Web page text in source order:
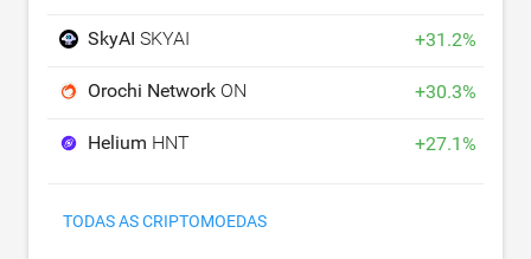
SkyAI SKYAI +31.2%
Orochi Network ON +30.3%
Helium HNT +27.1%
TODAS AS CRIPTOMOEDAS